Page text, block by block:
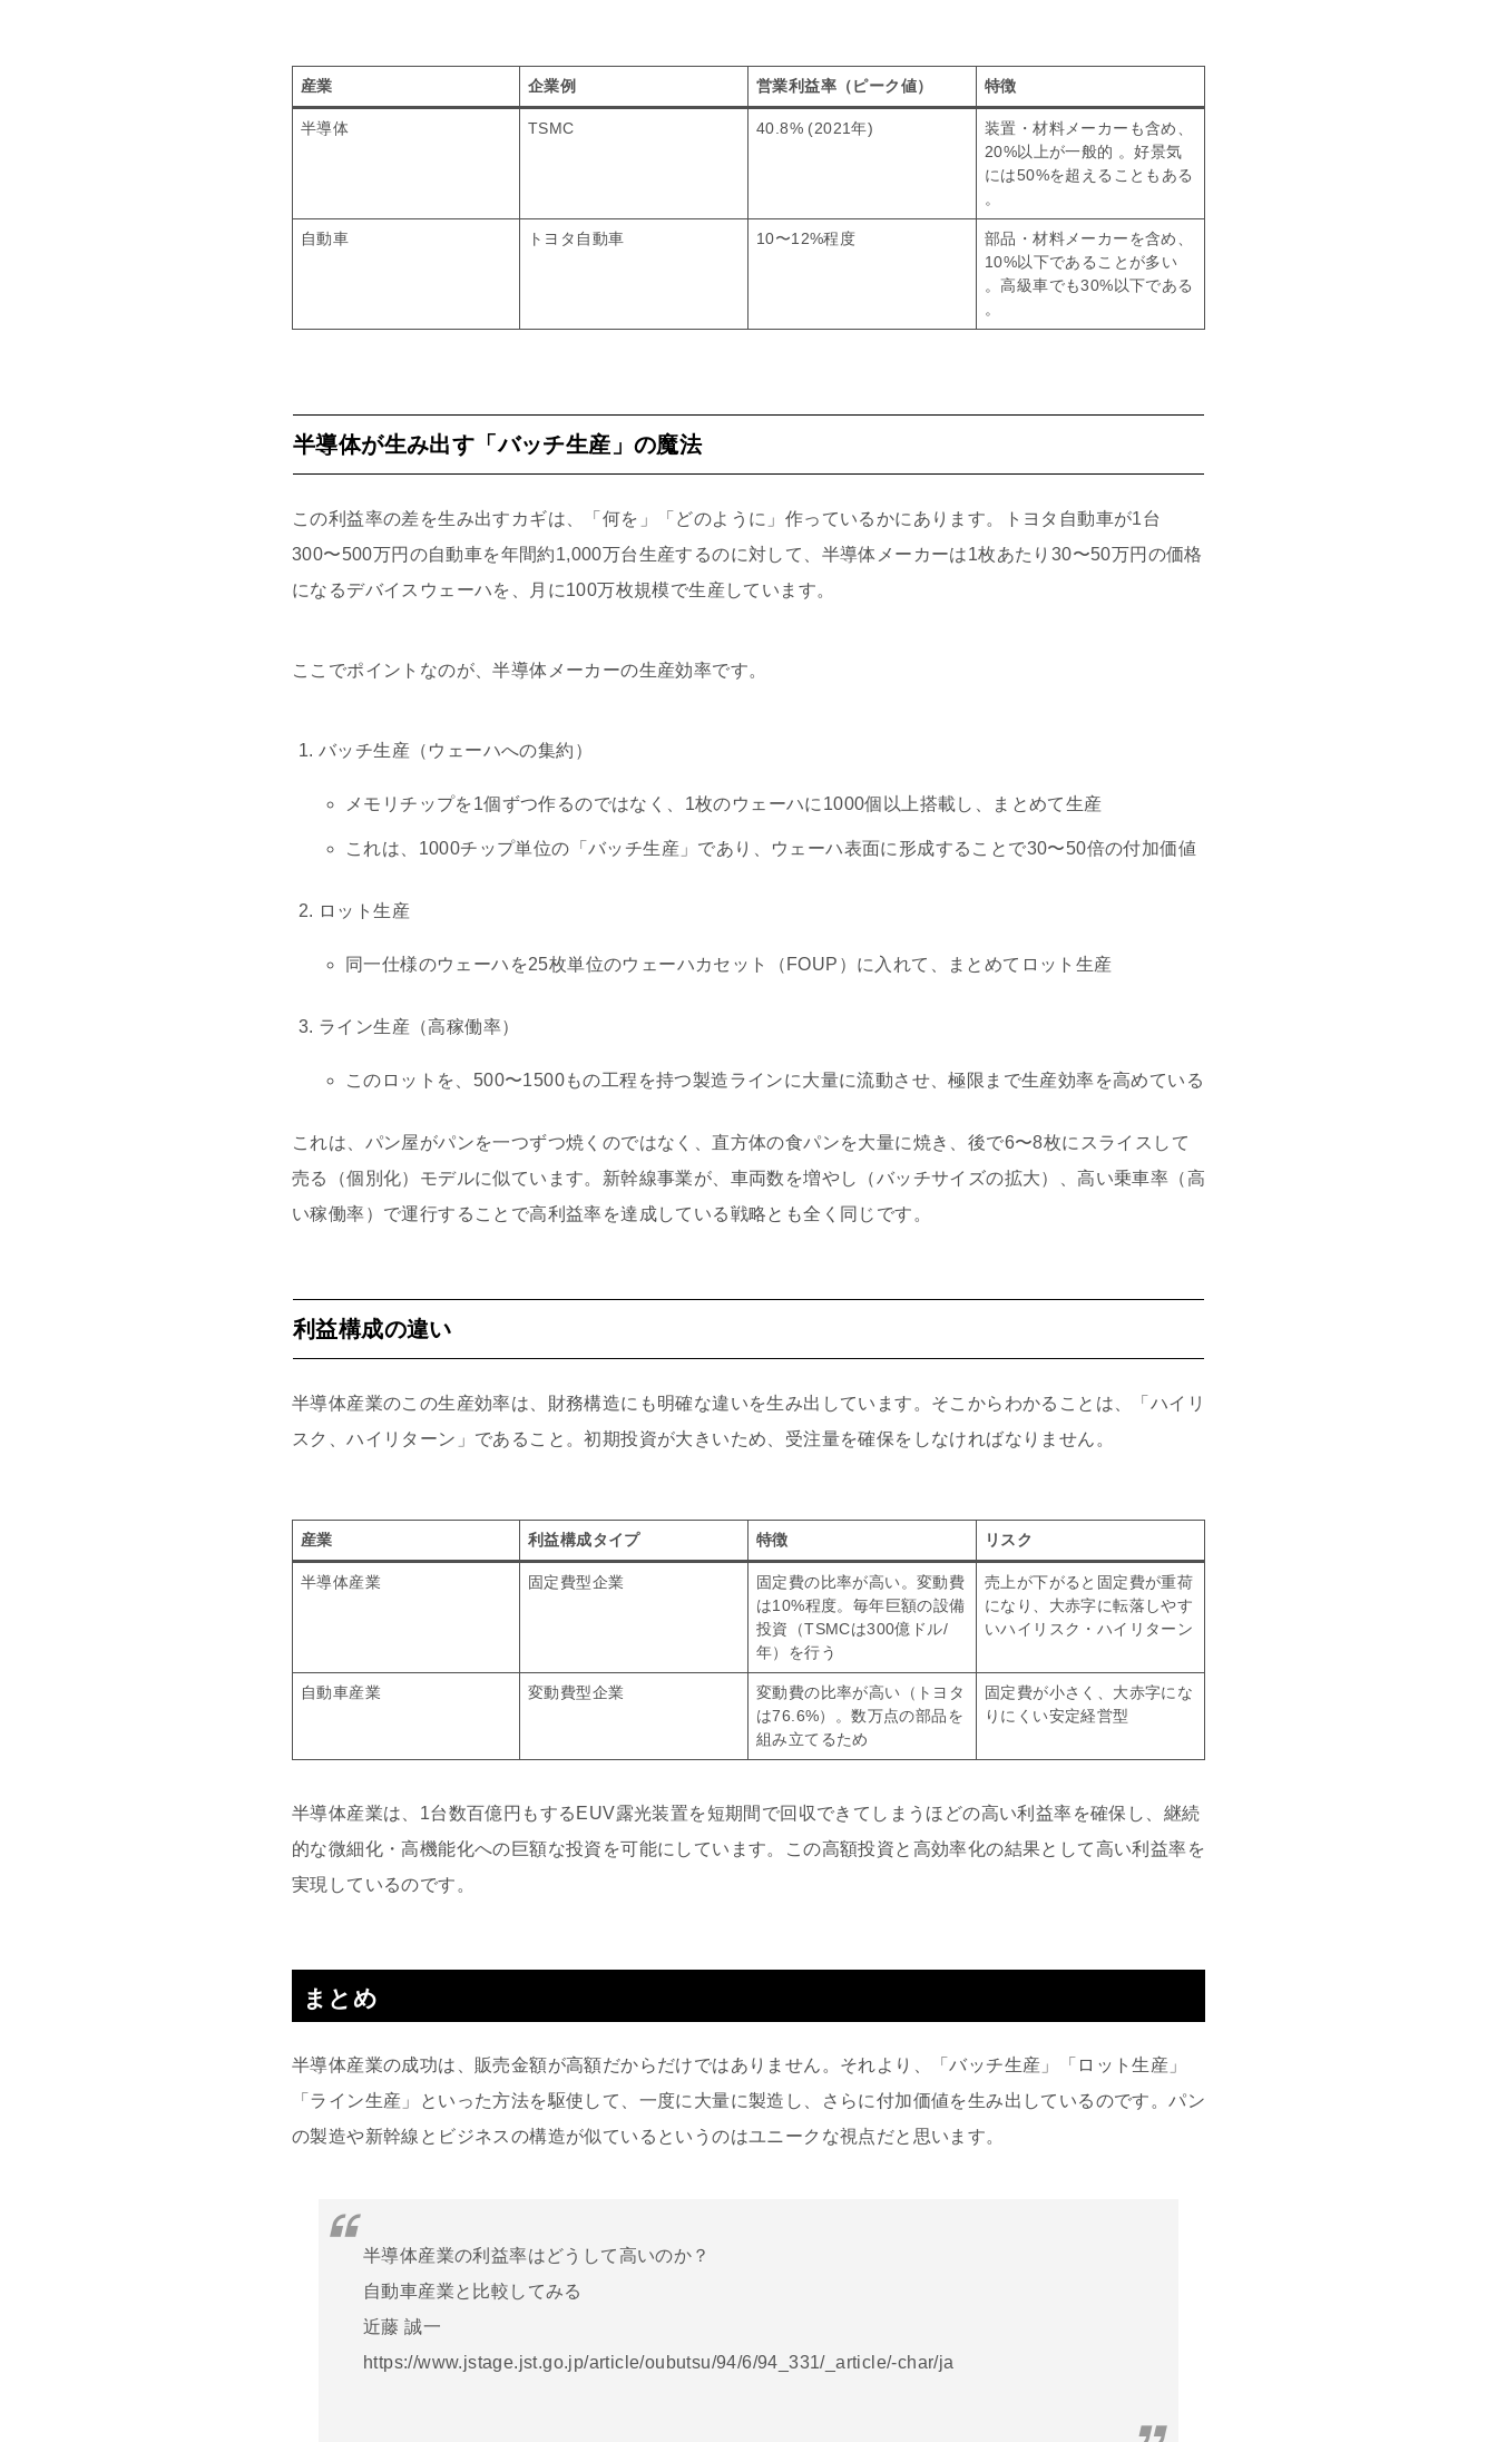
産業 企業例 営業利益率（ピーク値） 特徴
半導体 TSMC 40.8% (2021年)
装置・材料メーカーも含め、
20%以上が一般的 。好景気
には50%を超えることもある
。
自動車 トヨタ自動車 10〜12%程度
部品・材料メーカーを含め、
10%以下であることが多い
。高級車でも30%以下である
。
半導体が生み出す「バッチ生産」の魔法
この利益率の差を生み出すカギは、「何を」「どのように」作っているかにあります。トヨタ自動車が1台
300〜500万円の自動車を年間約1,000万台生産するのに対して、半導体メーカーは1枚あたり30〜50万円の価格
になるデバイスウェーハを、月に100万枚規模で生産しています。
ここでポイントなのが、半導体メーカーの生産効率です。
バッチ生産（ウェーハへの集約）
メモリチップを1個ずつ作るのではなく、1枚のウェーハに1000個以上搭載し、まとめて生産
これは、1000チップ単位の「バッチ生産」であり、ウェーハ表面に形成することで30〜50倍の付加価値
ロット生産
同一仕様のウェーハを25枚単位のウェーハカセット（FOUP）に入れて、まとめてロット生産
ライン生産（高稼働率）
このロットを、500〜1500もの工程を持つ製造ラインに大量に流動させ、極限まで生産効率を高めている
これは、パン屋がパンを一つずつ焼くのではなく、直方体の食パンを大量に焼き、後で6〜8枚にスライスして
売る（個別化）モデルに似ています。新幹線事業が、車両数を増やし（バッチサイズの拡大）、高い乗車率（高
い稼働率）で運行することで高利益率を達成している戦略とも全く同じです。
利益構成の違い
半導体産業のこの生産効率は、財務構造にも明確な違いを生み出しています。そこからわかることは、「ハイリ
スク、ハイリターン」であること。初期投資が大きいため、受注量を確保をしなければなりません。
産業 利益構成タイプ 特徴 リスク
半導体産業 固定費型企業
固定費の比率が高い。変動費
は10%程度。毎年巨額の設備
投資（TSMCは300億ドル/
年）を行う
売上が下がると固定費が重荷
になり、大赤字に転落しやす
いハイリスク・ハイリターン
自動車産業 変動費型企業
変動費の比率が高い（トヨタ
は76.6%）。数万点の部品を
組み立てるため
固定費が小さく、大赤字にな
りにくい安定経営型
半導体産業は、1台数百億円もするEUV露光装置を短期間で回収できてしまうほどの高い利益率を確保し、継続
的な微細化・高機能化への巨額な投資を可能にしています。この高額投資と高効率化の結果として高い利益率を
実現しているのです。
まとめ
半導体産業の成功は、販売金額が高額だからだけではありません。それより、「バッチ生産」「ロット生産」
「ライン生産」といった方法を駆使して、一度に大量に製造し、さらに付加価値を生み出しているのです。パン
の製造や新幹線とビジネスの構造が似ているというのはユニークな視点だと思います。
半導体産業の利益率はどうして高いのか？
自動車産業と比較してみる
近藤 誠一
https://www.jstage.jst.go.jp/article/oubutsu/94/6/94_331/_article/-char/ja